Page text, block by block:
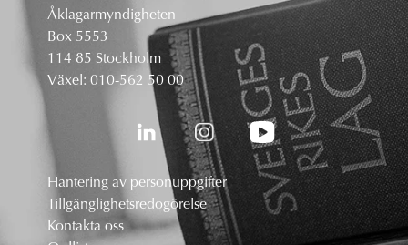
Åklagarmyndigheten
Box 5553
114 85 Stockholm
Växel: 010-562 50 00
Hantering av personuppgifter
Tillgänglighetsredogörelse
Kontakta oss